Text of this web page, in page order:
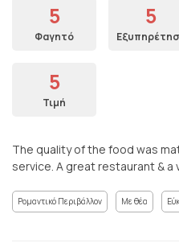
5
Φαγητό
5
5
Τιμή
The quality of the food was
service. A great restaurant & a
Ρομαντικό Περιβάλλον Με θέα